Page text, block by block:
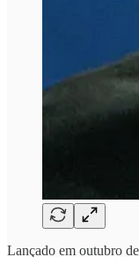
Lançado em outubro